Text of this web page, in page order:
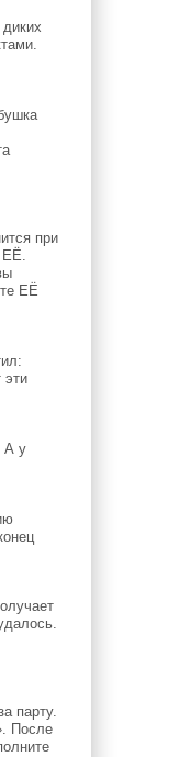
при
ЕЁ.
ЕЁ
эти
А у
парту.
После